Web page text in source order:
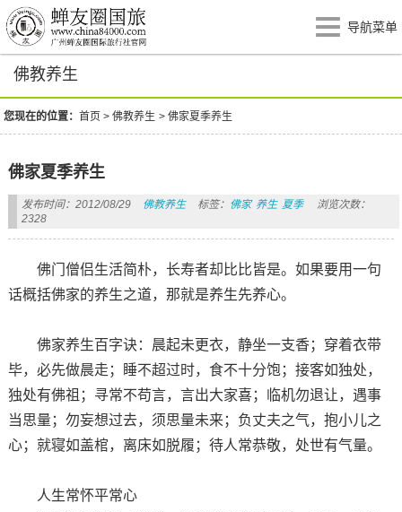
导航菜单
佛教养生
您现在的位置：首页 >佛教养生 >佛家夏季养生
佛家夏季养生
发布时间：2012/08/29 佛教养生 标签： 佛家 养生 夏季
浏览次数：
2328
佛门僧侣生活简朴，长寿者却比比皆是。如果要用一句
话概括佛家的养生之道，那就是养生先养心。
佛家养生百字诀：晨起未更衣，静坐一支香；穿着衣带
毕，必先做晨走；睡不超过时，食不十分饱；接客如独处，
独处有佛祖；寻常不苟言，言出大家喜；临机勿退让，遇事
当思量；勿妄想过去，须思量未来；负丈夫之气，抱小儿之
心；就寝如盖棺，离床如脱履；待人常恭敬，处世有气量。
人生常怀平常心